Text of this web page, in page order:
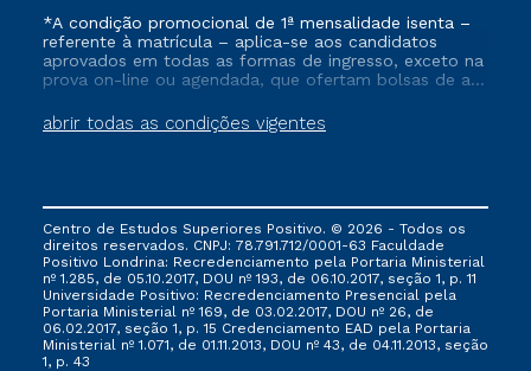
abrir todas as condições vigentes
*A condição promocional de 1ª mensalidade isenta –
referente à matrícula – aplica-se aos candidatos
aprovados em todas as formas de ingresso, exceto na
prova on-line ou agendada, que ofertam bolsas de até
vigente, que ainda não tenham efetivado e/ou não
tenham cancelado ou trancado sua matrícula em uma
via FIES, Prouni e outros programas governamentais, e
não se acumula com nenhuma outra campanha
ofertada pela Instituição.
Centro de Estudos Superiores Positivo. © 2026 - Todos os
direitos reservados. CNPJ: 78.791.712/0001-63 Faculdade
Positivo Londrina: Recredenciamento pela Portaria Ministerial
nº 1.285, de 05.10.2017, DOU nº 193, de 06.10.2017, seção 1, p. 11
Universidade Positivo: Recredenciamento Presencial ​pela
Portaria Ministerial nº 169, de 03.02.2017, DOU nº 26, de
06.02.2017, seção 1, p. 15 Credenciamento EAD pela Portaria
Ministerial nº 1.071, de 01.11.2013, DOU nº 43, de 04.11.2013, seção
1, p. 43